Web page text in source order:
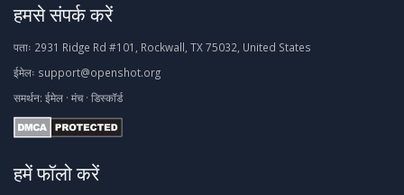
हमसे संपर्क करें
पताः 2931 Ridge Rd #101, Rockwall, TX 75032, United States
ईमेलः support@openshot.org
समर्थन: ईमेल · मंच· डिस्कॉर्ड
हमें फॉलो करें